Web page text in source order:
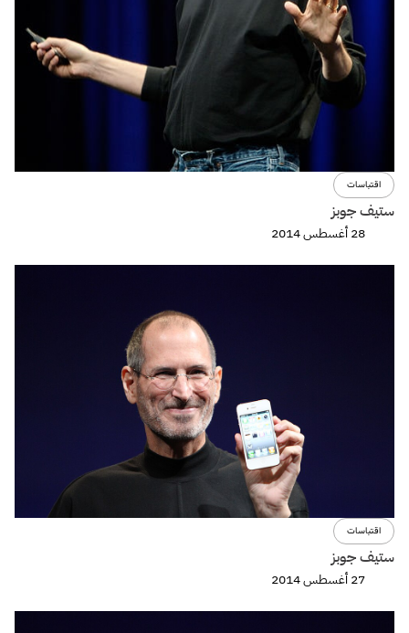
اقتباسات
ستيف جوبز
28 أغسطس 2014
اقتباسات
ستيف جوبز
27 أغسطس 2014